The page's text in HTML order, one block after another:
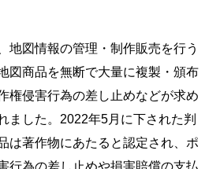
地図情報の管理・制作販売を行う
図商品を無断で大量に複製・頒布
権侵害行為の差し止めなどが求め
ました。2022年5月に下された判
は著作物にあたると認定され、ポ
行為の差し止めや損害賠償の支払